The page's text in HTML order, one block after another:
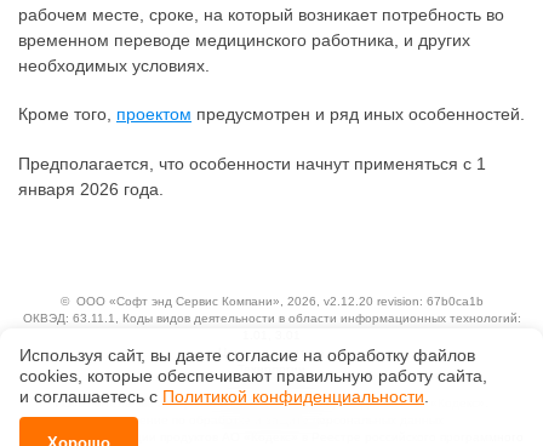
рабочем месте, сроке, на который возникает потребность во
временном переводе медицинского работника, и других
необходимых условиях.
Кроме того, проектом предусмотрен и ряд иных особенностей.
Предполагается, что особенности начнут применяться с 1
января 2026 года.
© ООО «Софт энд Сервис Компани» , 2026, v2.12.20 revision: 67b0ca1b
ОКВЭД: 63.11.1, Коды видов деятельности в области информационных технологий:
Ценовая политика
Исключительные авторские и смежные права принадлежат АО «Кодекс».
Положение по обработке и защите персональных данных
Справка о регистрации продуктов АО «Кодекс» в Реестре российского программного
Используя сайт, вы даете согласие на обработку файлов
сооkiеs, которые обеспечивают правильную работу сайта,
и соглашаетесь с Политикой конфиденциальности